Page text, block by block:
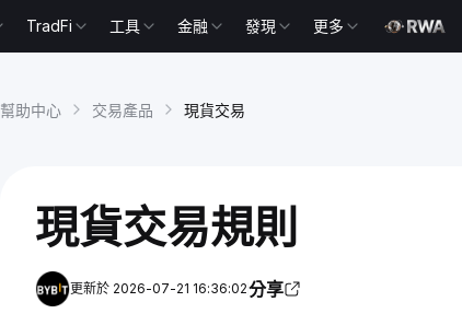
TradFi 工具 金融 發現 更多
幫助中心 交易產品 現貨交易
現貨交易規則
更新於 2026-07-21 16:36:02分享